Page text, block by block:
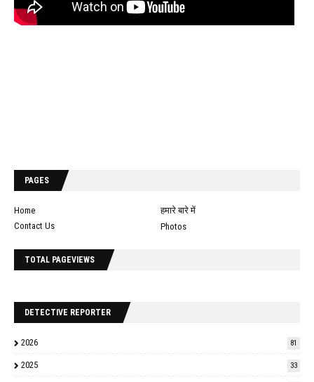
PAGES
Home
हमारे बारे में
Contact Us
Photos
TOTAL PAGEVIEWS
DETECTIVE REPORTER
2026 81
2025 33